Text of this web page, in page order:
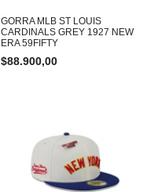
GORRA MLB ST LOUIS
CARDINALS GREY 1927 NEW
ERA 59FIFTY
$88.900,00